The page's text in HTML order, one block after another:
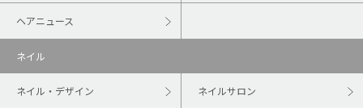
ヘアニュース
ネイル
ネイル・デザイン ネイルサロン